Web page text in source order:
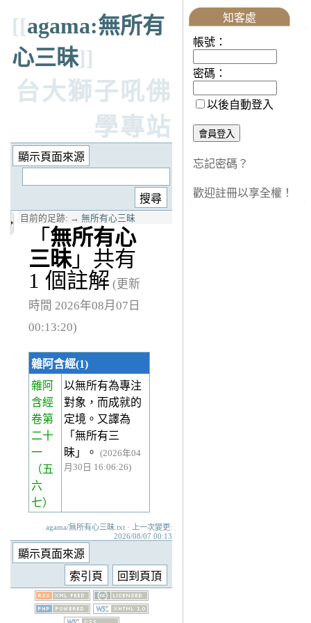
[[agama:無所有
心三昧]]
台大獅子吼佛
學專站
目前的足跡: → 無所有心三昧
「 無所有心
三昧」共有
1 個註解 (更新
時間 2026年08月07日
00:13:20)
雜阿含經(1)
雜阿
含經
卷第
二十
一
（五
六
七）
以無所有為專注
對象，而成就的
定境。又譯為
「無所有三
昧」。
(2026年04
月30日 16:06:26)
agama/無所有心三昧.txt · 上一次變更:
2026/08/07 00:13
知客處
帳號：
密碼：
以後自動登入
忘記密碼？
歡迎註冊以享全權！